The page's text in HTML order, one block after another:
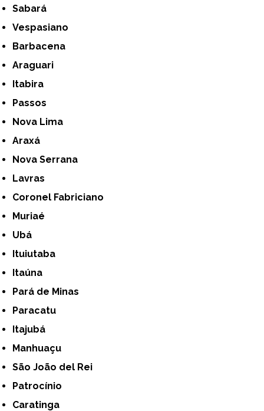
Sabará
Vespasiano
Barbacena
Araguari
Itabira
Passos
Nova Lima
Araxá
Nova Serrana
Lavras
Coronel Fabriciano
Muriaé
Ubá
Ituiutaba
Itaúna
Pará de Minas
Paracatu
Itajubá
Manhuaçu
São João del Rei
Patrocínio
Caratinga